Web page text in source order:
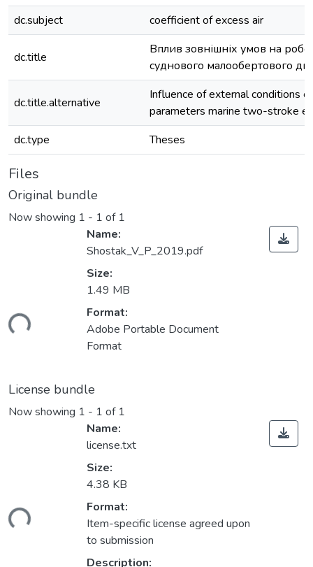
dc.subject
coefficient of excess air
dc.title
Вплив зовнішніх умов на
суднового малообертового
dc.title.alternative
Influence of external conditions
parameters marine two-stroke
dc.type
Theses
Files
Original bundle
Now showing 1 - 1 of 1
Name:
Shostak_V_P_2019.pdf
Size:
1.49 MB
Format:
Adobe Portable Document
Format
License bundle
Now showing 1 - 1 of 1
Name:
license.txt
Size:
4.38 KB
Format:
Item-specific license agreed upon
to submission
Description: